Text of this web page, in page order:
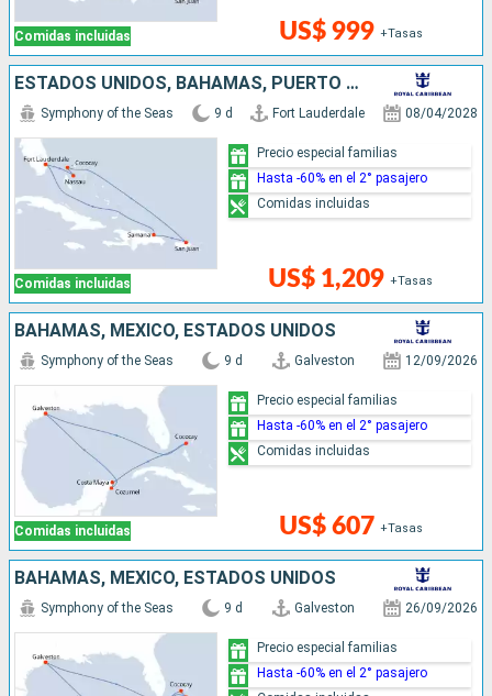
Comidas incluidas US$ 999 +Tasas
ESTADOS UNIDOS, BAHAMAS, PUERTO RICO, REPÚBLICA DOMINICANA
Comidas incluidas
Symphony of the Seas 9 d Fort Lauderdale 08/04/2028
US$ 1,209 +Tasas
Precio especial familias
Hasta -60% en el 2° pasajero
Comidas incluidas
BAHAMAS, MÉXICO, ESTADOS UNIDOS
Comidas incluidas
Symphony of the Seas 9 d Galveston 12/09/2026
US$ 607 +Tasas
Precio especial familias
Hasta -60% en el 2° pasajero
Comidas incluidas
BAHAMAS, MÉXICO, ESTADOS UNIDOS
Symphony of the Seas 9 d Galveston 26/09/2026
Precio especial familias
Hasta -60% en el 2° pasajero